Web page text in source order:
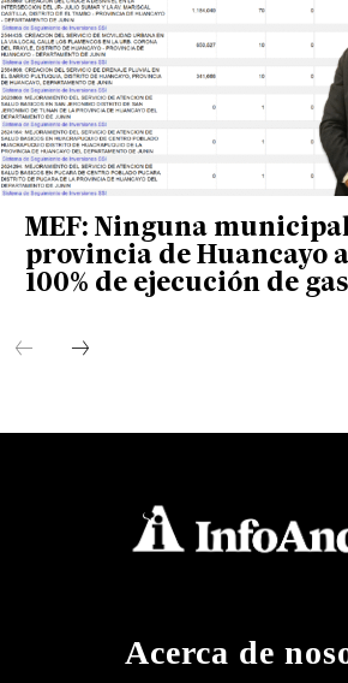
MEF: Ninguna
provincia de Huancayo
100% de ejecución de
Acerca de